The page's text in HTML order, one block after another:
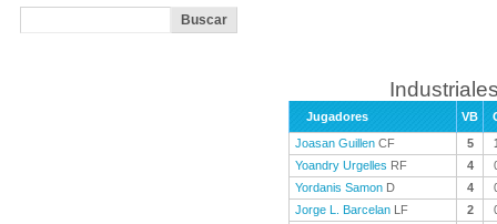
Jugadores VB
Joasan Guillen CF 5
Yoandry Urgelles RF 4
Yordanis Samon D 4
Jorge L. Barcelan LF 2